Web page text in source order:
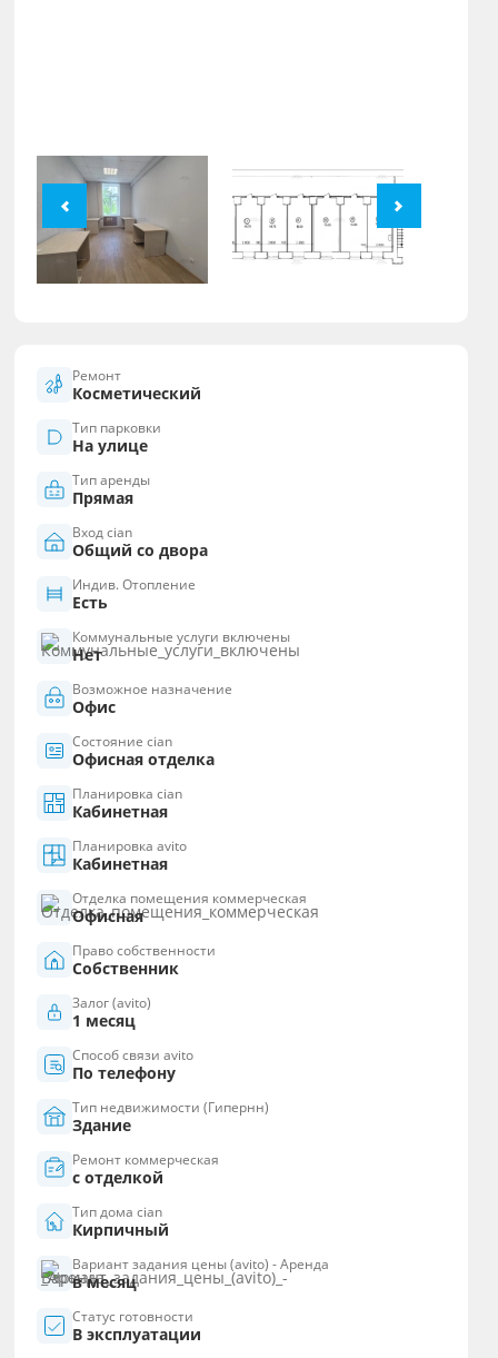
Ремонт
Косметический
Тип парковки
На улице
Тип аренды
Прямая
Вход cian
Общий со двора
Индив. Отопление
Есть
Коммунальные услуги включены
Нет
Возможное назначение
Офис
Состояние cian
Офисная отделка
Планировка cian
Кабинетная
Планировка avito
Кабинетная
Отделка помещения коммерческая
Офисная
Право собственности
Собственник
Залог (avito)
1 месяц
Способ связи avito
По телефону
Тип недвижимости (Гипернн)
Здание
Ремонт коммерческая
с отделкой
Тип дома cian
Кирпичный
Вариант задания цены (avito) - Аренда
в месяц
Статус готовности
В эксплуатации